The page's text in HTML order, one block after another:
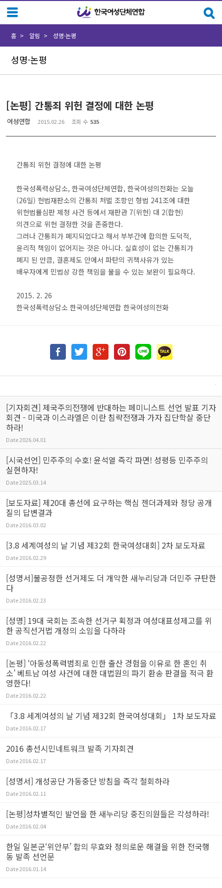
성명·논평
홈 알림 성명·논평
[논평] 간통죄 위헌 결정에 대한 논평
여성연합 2015.02.26 조회 수 535
간통죄 위헌 결정에 대한 논평
한국성폭력상담소, 한국여성단체연합, 한국여성의전화는 오늘
(26일) 헌법재판소의 간통죄 처벌 조항인 형법 241조에 대한
위헌법률심판 제청 사건 등에서 재판관 7(위헌) 대 2(합헌)
의견으로 위헌 결정한 것을 존중한다.
그러나 간통죄가 폐지되었다고 해서 부부간에 합의한 도덕적,
윤리적 책임이 없어지는 것은 아니다. 실효성이 없는 간통죄가
폐지 된 만큼, 결혼제도 안에서 파탄의 귀책사유가 있는
배우자에게 민법상 강한 책임을 물을 수 있는 보완이 필요하다.
2015. 2. 26
한국성폭력상담소 한국여성단체연합 한국여성의전화
[기자회견] 제국주의전쟁에 반대하는 페미니스트 선언 발표 기자
회견 - 미국과 이스라엘은 이란 침략전쟁과 가자 집단학살 중단
하라!
Date2026.04.01
[시국선언] 민주주의 수호! 윤석열 즉각 파면! 성평등 민주주의
실현하자!
Date2025.03.14
[보도자료] 제20대 총선에 요구하는 핵심 젠더과제와 정당 공개
질의 답변결과
Date2016.03.02
[3.8 세계여성의 날 기념 제32회 한국여성대회] 2차 보도자료
Date2016.02.29
[성명서]불공정한 선거제도 더 개악한 새누리당과 더민주 규탄한
다
Date2016.02.23
[성명] 19대 국회는 조속한 선거구 획정과 여성대표성제고를 위
한 공직선거법 개정의 소임을 다하라
Date2016.02.22
[논평] ‘아동성폭력범죄로 인한 출산 경험을 이유로 한 혼인 취
소’ 베트남 여성 사건에 대한 대법원의 파기 환송 판결을 적극 환
영한다!
Date2016.02.22
「3.8 세계여성의 날 기념 제32회 한국여성대회」 1차 보도자료
Date2016.02.17
2016 총선시민네트워크 발족 기자회견
Date2016.02.17
[성명서] 개성공단 가동중단 방침을 즉각 철회하라
Date2016.02.11
[논평]성차별적인 발언을 한 새누리당 중진의원들은 각성하라!
Date2016.02.04
한일 일본군‘위안부’ 합의 무효와 정의로운 해결을 위한 전국행
동 발족 선언문
Date2016.01.14